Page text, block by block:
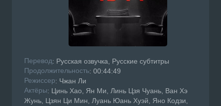
Перевод: Русская озвучка, Русские субтитры
Продолжительность: 00:44:49
Режисcер: Чжан Ли
Актёры: Цинь Хао, Ян Ми, Линь Цзя Чуань, Ван Хэ
Жунь, Цзян Ци Мин, Луань Юань Хуэй, Яно Кодзи,